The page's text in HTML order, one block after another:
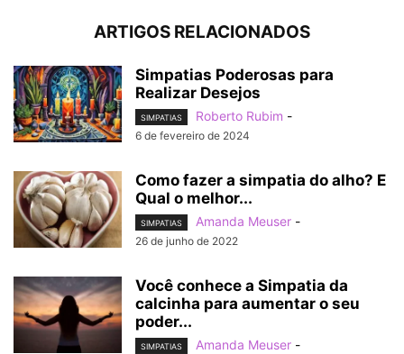
ARTIGOS RELACIONADOS
Simpatias Poderosas para
Realizar Desejos
SIMPATIAS Roberto Rubim -
6 de fevereiro de 2024
Como fazer a simpatia do alho? E
Qual o melhor...
SIMPATIAS Amanda Meuser -
26 de junho de 2022
Você conhece a Simpatia da
calcinha para aumentar o seu
poder...
SIMPATIAS Amanda Meuser -